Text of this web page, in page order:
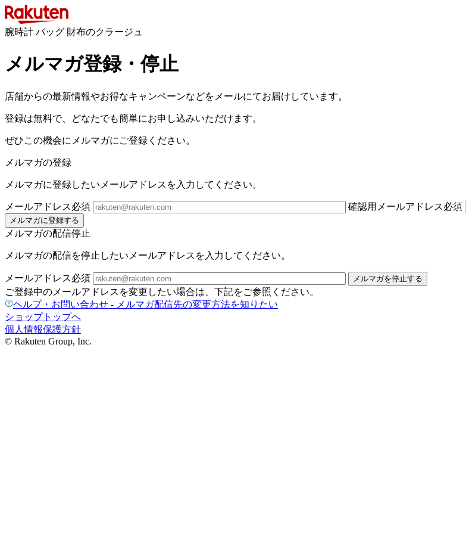
腕時計 バッグ 財布のクラージュ
メルマガ登録・停止
店舗からの最新情報やお得なキャンペーンなどをメールにてお届けしています。
登録は無料で、どなたでも簡単にお申し込みいただけます。
ぜひこの機会にメルマガにご登録ください。
メルマガの登録
メルマガに登録したいメールアドレスを入力してください。
メールアドレス必須 確認用メールアドレス必須
メルマガに登録する
メルマガの配信停止
メルマガの配信を停止したいメールアドレスを入力してください。
メールアドレス必須 メルマガを停止する
ご登録中のメールアドレスを変更したい場合は、下記をご参照ください。
ヘルプ・お問い合わせ - メルマガ配信先の変更方法を知りたい
ショップトップへ
個人情報保護方針
© Rakuten Group, Inc.